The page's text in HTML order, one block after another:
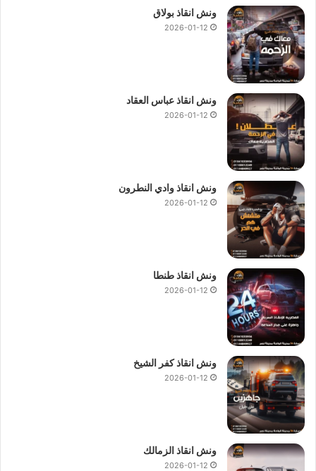
ونش انقاذ بولاق
2026-01-12
ونش انقاذ عباس العقاد
2026-01-12
ونش انقاذ وادي النطرون
2026-01-12
ونش انقاذ طنطا
2026-01-12
ونش انقاذ كفر الشيخ
2026-01-12
ونش انقاذ الزمالك
2026-01-12